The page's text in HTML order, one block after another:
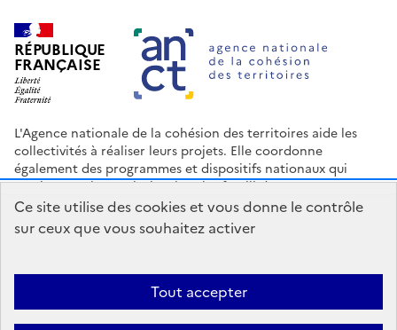
Ce site utilise des cookies et vous donne le contrôle
sur ceux que vous souhaitez activer
Tout accepter
RÉPUBLIQUE
FRANÇAISE
L'Agence nationale de la cohésion des territoires aide les
collectivités à réaliser leurs projets. Elle coordonne
également des programmes et dispositifs nationaux qui
soutiennent les territoires les plus fragilisés.
Espace Presse Logo ANCT
data.gouv.fr
Accessibilité : Partiellement conforme Mentions légales Politique